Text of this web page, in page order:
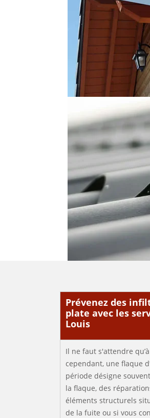
Prévenez des
plate avec les
Louis
Il ne faut s'attendre
cependant, une flaque
période désigne
la flaque, des
éléments structurels
de la fuite ou si vous